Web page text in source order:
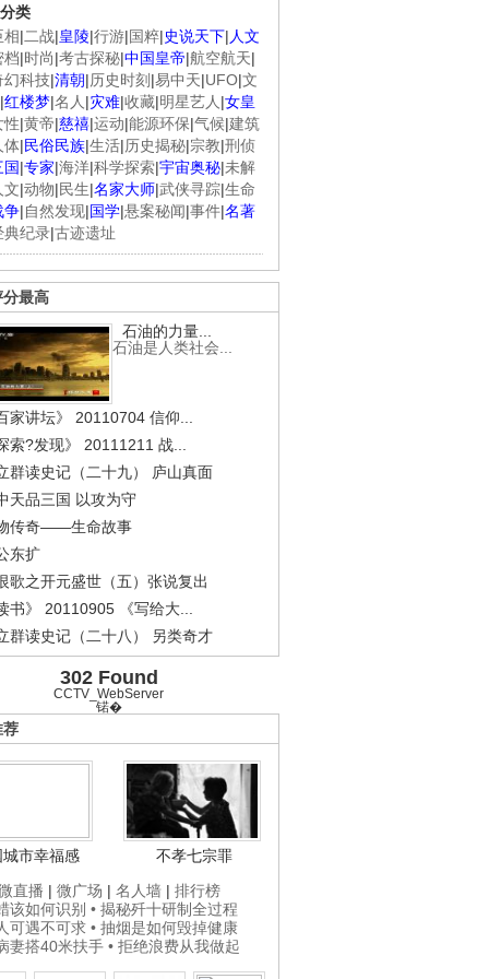
类
相|二战|皇陵|行游|国粹|史说天下| 人文
档|时尚|考古探秘|中国皇帝|航空航天|
幻科技|清朝|历史时刻 |易中天|UFO|文
|红楼梦|名人 |灾难|收藏|明星艺人 |女皇
性|黄帝|慈禧|运动|能源环保|气候|建筑
体|民俗民族|生活|历史揭秘|宗教|刑侦
国|专家|海洋|科学探索|宇宙奥秘|未解
文|动物|民生|名家大师|武侠寻踪|生命
争|自然发现|国学|悬案秘闻|事件|名著
典纪录|古迹遗址
最高
石油的力量...
石油是人类社会...
家讲坛》 20110704 信仰...
索?发现》 20111211 战...
群读史记（二十九） 庐山真面
天品三国 以攻为守
传奇——生命故事
东扩
歌之开元盛世（五）张说复出
书》 20110905 《写给大...
群读史记（二十八） 另类奇才
302 Found
CCTV_WebServer
锘�
荐
城市幸福感
不孝七宗罪
直播 | 微广场 | 名人墙 | 排行榜
该如何识别 • 揭秘歼十研制全过程
可遇不可求 • 抽烟是如何毁掉健康
妻搭40米扶手 • 拒绝浪费从我做起
《经典人..